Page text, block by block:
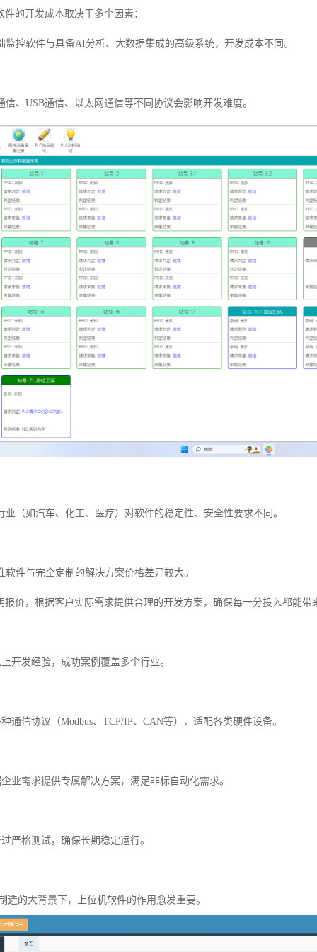
的开发成本取决于多个因素：
监控软件与具备AI分析、大数据集成的高级系统，开发成本不同。
信、USB通信、以太网通信等不同协议会影响开发难度。
业（如汽车、化工、医疗）对软件的稳定性、安全性要求不同。
软件与完全定制的解决方案价格差异较大。
报价，根据客户实际需求提供合理的开发方案，确保每一分投入都能带
开发经验，成功案例覆盖多个行业。
通信协议（Modbus、TCP/IP、CAN等），适配各类硬件设备。
业需求提供专属解决方案，满足非标自动化需求。
严格测试，确保长期稳定运行。
造的大背景下，上位机软件的作用愈发重要。